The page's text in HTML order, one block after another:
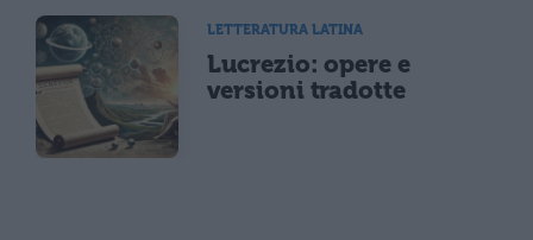
LETTERATURA LATINA
Lucrezio: opere e
versioni tradotte